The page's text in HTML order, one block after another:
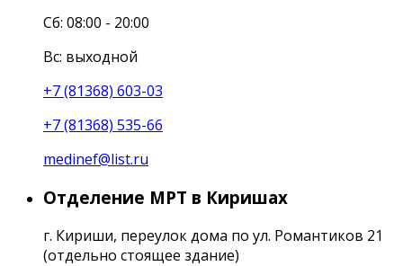
Сб: 08:00 - 20:00
Вс: выходной
+7 (81368) 603-03
+7 (81368) 535-66
medinef@list.ru
Отделение МРТ в Киришах
г. Кириши, переулок дома по ул. Романтиков 21
(отдельно стоящее здание)